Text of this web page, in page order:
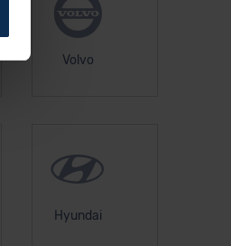
Volvo
Hyundai